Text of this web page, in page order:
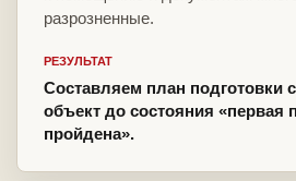
разрозненные.
РЕЗУЛЬТАТ
Составляем план подготовки
объект до состояния «первая
пройдена».